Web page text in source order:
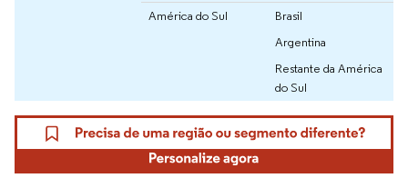
América do Sul
Brasil
Argentina
Restante da América
do Sul